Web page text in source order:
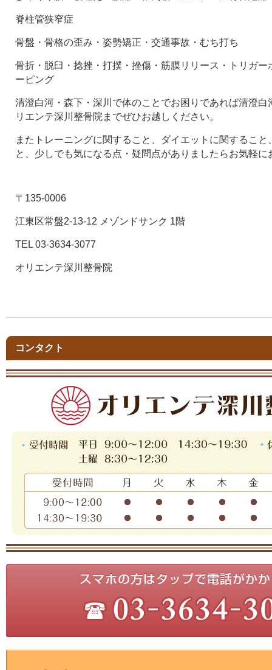
脊柱管狭窄症
骨盤・骨格の歪み・姿勢矯正・交通事故・むち打ち
骨折・脱臼・捻挫・打撲・挫傷・筋膜リリース・トリガー
ーピング
清澄白河・森下・深川で体のことでお困りであれば清澄
リエンテ深川整骨院までぜひお越しください。
またトレーニングに関すること、ダイエットに関するこ
と、少しでも気になる点・疑問点がありましたらお気軽に
〒135-0006
江東区常盤2-13-12 メゾンドサンク 1階
TEL 03-3634-3077
オリエンテ深川整骨院
コンタクト